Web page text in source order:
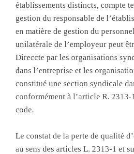
établissements distincts, compte
gestion du responsable de
en matière de gestion du
unilatérale de l’employeur peut
Direccte par les organisations
dans l’entreprise et les
constitué une section syndicale
conformément à l’article R. 2313-
code.
Le constat de la perte de qualité
au sens des articles L. 2313-1 et